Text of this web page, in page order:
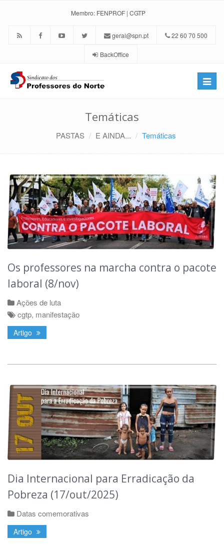
Membro: FENPROF | CGTP
geral@spn.pt 22 60 70 500
BackOffice
Toggle
Temáticas
PASTAS E AINDA... Temáticas
Os professores na marcha contra o pacote
laboral (8/nov)
Ações de luta
cgtp, manifestação
Artigo
Dia Internacional para Erradicação da
Pobreza (17/out/2025)
Datas comemorativas
Artigo